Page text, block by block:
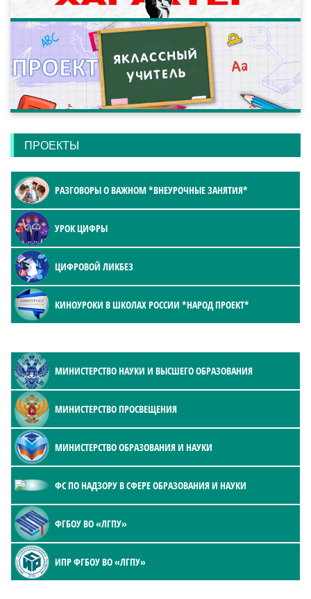
ПРОЕКТЫ
РАЗГОВОРЫ О ВАЖНОМ *ВНЕУРОЧНЫЕ ЗАНЯТИЯ*
УРОК ЦИФРЫ
ЦИФРОВОЙ ЛИКБЕЗ
КИНОУРОКИ В ШКОЛАХ РОССИИ *НАРОД ПРОЕКТ*
МИНИСТЕРСТВО НАУКИ И ВЫСШЕГО ОБРАЗОВАНИЯ
МИНИСТЕРСТВО ПРОСВЕЩЕНИЯ
МИНИСТЕРСТВО ОБРАЗОВАНИЯ И НАУКИ
ФС ПО НАДЗОРУ В СФЕРЕ ОБРАЗОВАНИЯ И НАУКИ
ФГБОУ ВО «ЛГПУ»
ИПР ФГБОУ ВО «ЛГПУ»